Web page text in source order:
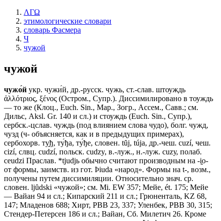
ΛΓΩ
этимологические словари
словарь Фасмера
Ч
чужой
чужой
чужо́й укр. чужи́й, др.-русск. чужь, ст.-слав. штоуждь
ἀλλότριος, ξένος (Остром., Супр.). Диссимилировано в тоуждь
— то же (Клоц., Еuсh. Sin., Мар., Зогр., Ассем., Савв.; см.
Дильс, Aksl. Gr. 140 и сл.) и стоуждь (Еuсh. Sin., Супр.),
сербск.-цслав. чуждь (под влиянием слова чудо), болг. чужд,
чузд (ч- объясняется, как и в предыдущих примерах),
сербохорв. ту̯ђ, ту́ђа, ту́ђе, словен. tȗj, túja, др.-чеш. cuzí, чеш.
cizí, слвц. cudzí, польск. cudzy, в.-луж., н.-луж. сuzу, полаб.
ceudzi Праслав. *tjudjь обычно считают производным на -i̯о-
от формы, заимств. из гот. Þiudа «народ». Формы на t-, возм.,
получены путем диссимиляции. Относительно знач. ср.
словен. ljȗdski «чужой»; см. Мi. ЕW 357; Мейе, ét. 175; Мейе
— Вайан 94 и сл.; Кипарский 211 и сл.; Грюненталь, KZ 68,
147; Младенов 688; Хирт, РВВ 23, 337; Уленбек, РВВ 30, 315;
Стендер-Петерсен 186 и сл.; Вайан, Сб. Милетич 26. Кроме